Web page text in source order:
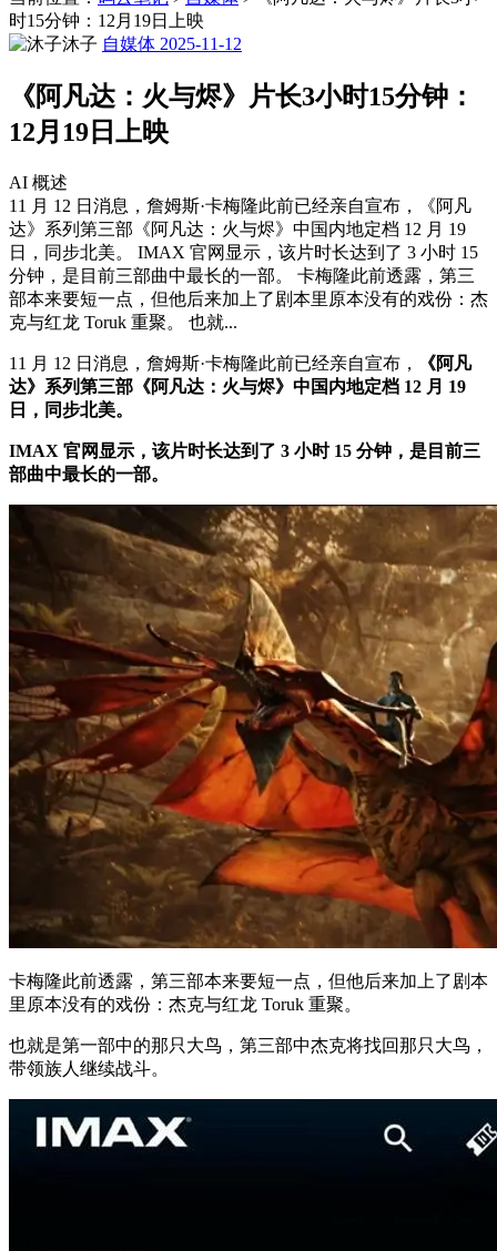
时15分钟：12月19日上映
沐子 自媒体 2025-11-12
《阿凡达：火与烬》片长3小时15分钟：
12月19日上映
AI 概述
11 月 12 日消息，詹姆斯·卡梅隆此前已经亲自宣布，《阿凡
达》系列第三部《阿凡达：火与烬》中国内地定档 12 月 19
日，同步北美。 IMAX 官网显示，该片时长达到了 3 小时 15
分钟，是目前三部曲中最长的一部。 卡梅隆此前透露，第三
部本来要短一点，但他后来加上了剧本里原本没有的戏份：杰
克与红龙 Toruk 重聚。 也就...
11 月 12 日消息，詹姆斯·卡梅隆此前已经亲自宣布，
《阿凡
达》系列第三部《阿凡达：火与烬》中国内地定档 12 月 19
日，同步北美。
IMAX 官网显示，该片时长达到了 3 小时 15 分钟，是目前三
部曲中最长的一部。
卡梅隆此前透露，第三部本来要短一点，但他后来加上了剧本
里原本没有的戏份：杰克与红龙 Toruk 重聚。
也就是第一部中的那只大鸟，第三部中杰克将找回那只大鸟，
带领族人继续战斗。